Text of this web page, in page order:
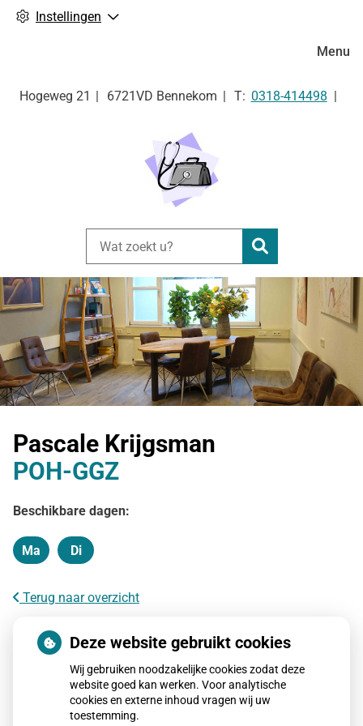
Instellingen
Hogeweg 21 6721VD Bennekom Tel:
0318-414498
Zoeken
Menu
Pascale Krijgsman
POH-GGZ
Beschikbare dagen:
Maandag
Ma Dinsdag
Di
Terug naar overzicht
Deze website gebruikt cookies
Wij gebruiken noodzakelijke cookies zodat deze
website goed kan werken. Voor analytische
cookies en externe inhoud vragen wij uw
toestemming.